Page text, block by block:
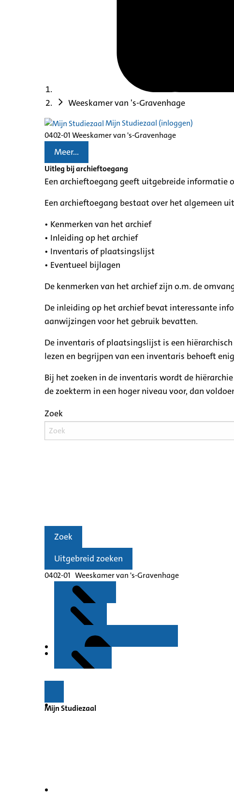
Weeskamer van 's-Gravenhage
Mijn Studiezaal (inloggen)
0402-01 Weeskamer van 's-Gravenhage
Meer...
Uitleg bij archieftoegang
Een archieftoegang geeft uitgebreide informatie
Een archieftoegang bestaat over het algemeen
• Kenmerken van het archief
• Inleiding op het archief
• Inventaris of plaatsingslijst
• Eventueel bijlagen
De kenmerken van het archief zijn o.m. de
De inleiding op het archief bevat interessante
aanwijzingen voor het gebruik bevatten.
De inventaris of plaatsingslijst is een
lezen en begrijpen van een inventaris behoeft
Bij het zoeken in de inventaris wordt de
de zoekterm in een hoger niveau voor, dan
Zoek
Zoek
Uitgebreid zoeken
0402-01 Weeskamer van 's-Gravenhage
Kenmerken
Inleiding
Inventaris
Mijn Studiezaal